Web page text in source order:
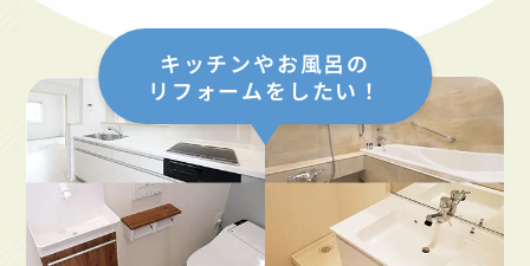
キッチンやお風呂の
リフォームをしたい！